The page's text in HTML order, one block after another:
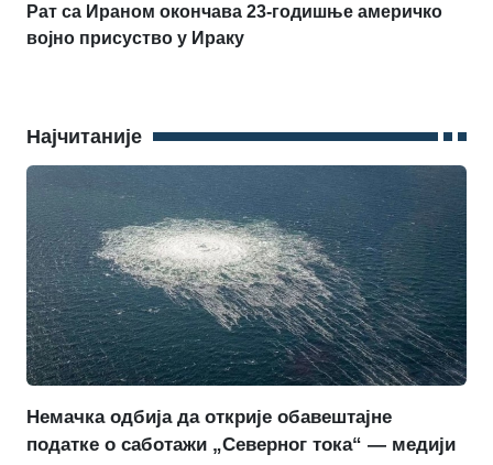
Рат са Ираном окончава 23-годишње америчко
војно присуство у Ираку
Најчитаније
Немачка одбија да открије обавештајне
податке о саботажи „Северног тока“ — медији